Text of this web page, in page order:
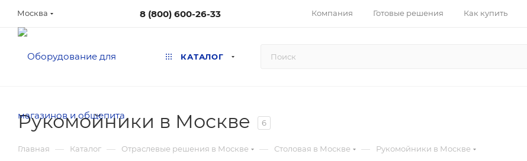
Москва 8 (800) 600-26-33 Компания Готовые решения Как купить
КАТАЛОГ
Рукомойники в Москве 6
Главная — Каталог — Отраслевые решения в Москве — Столовая в Москве — Рукомойники в Москве